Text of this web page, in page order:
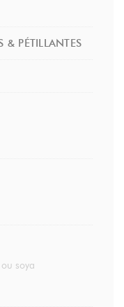
& PÉTILLANTES
soya